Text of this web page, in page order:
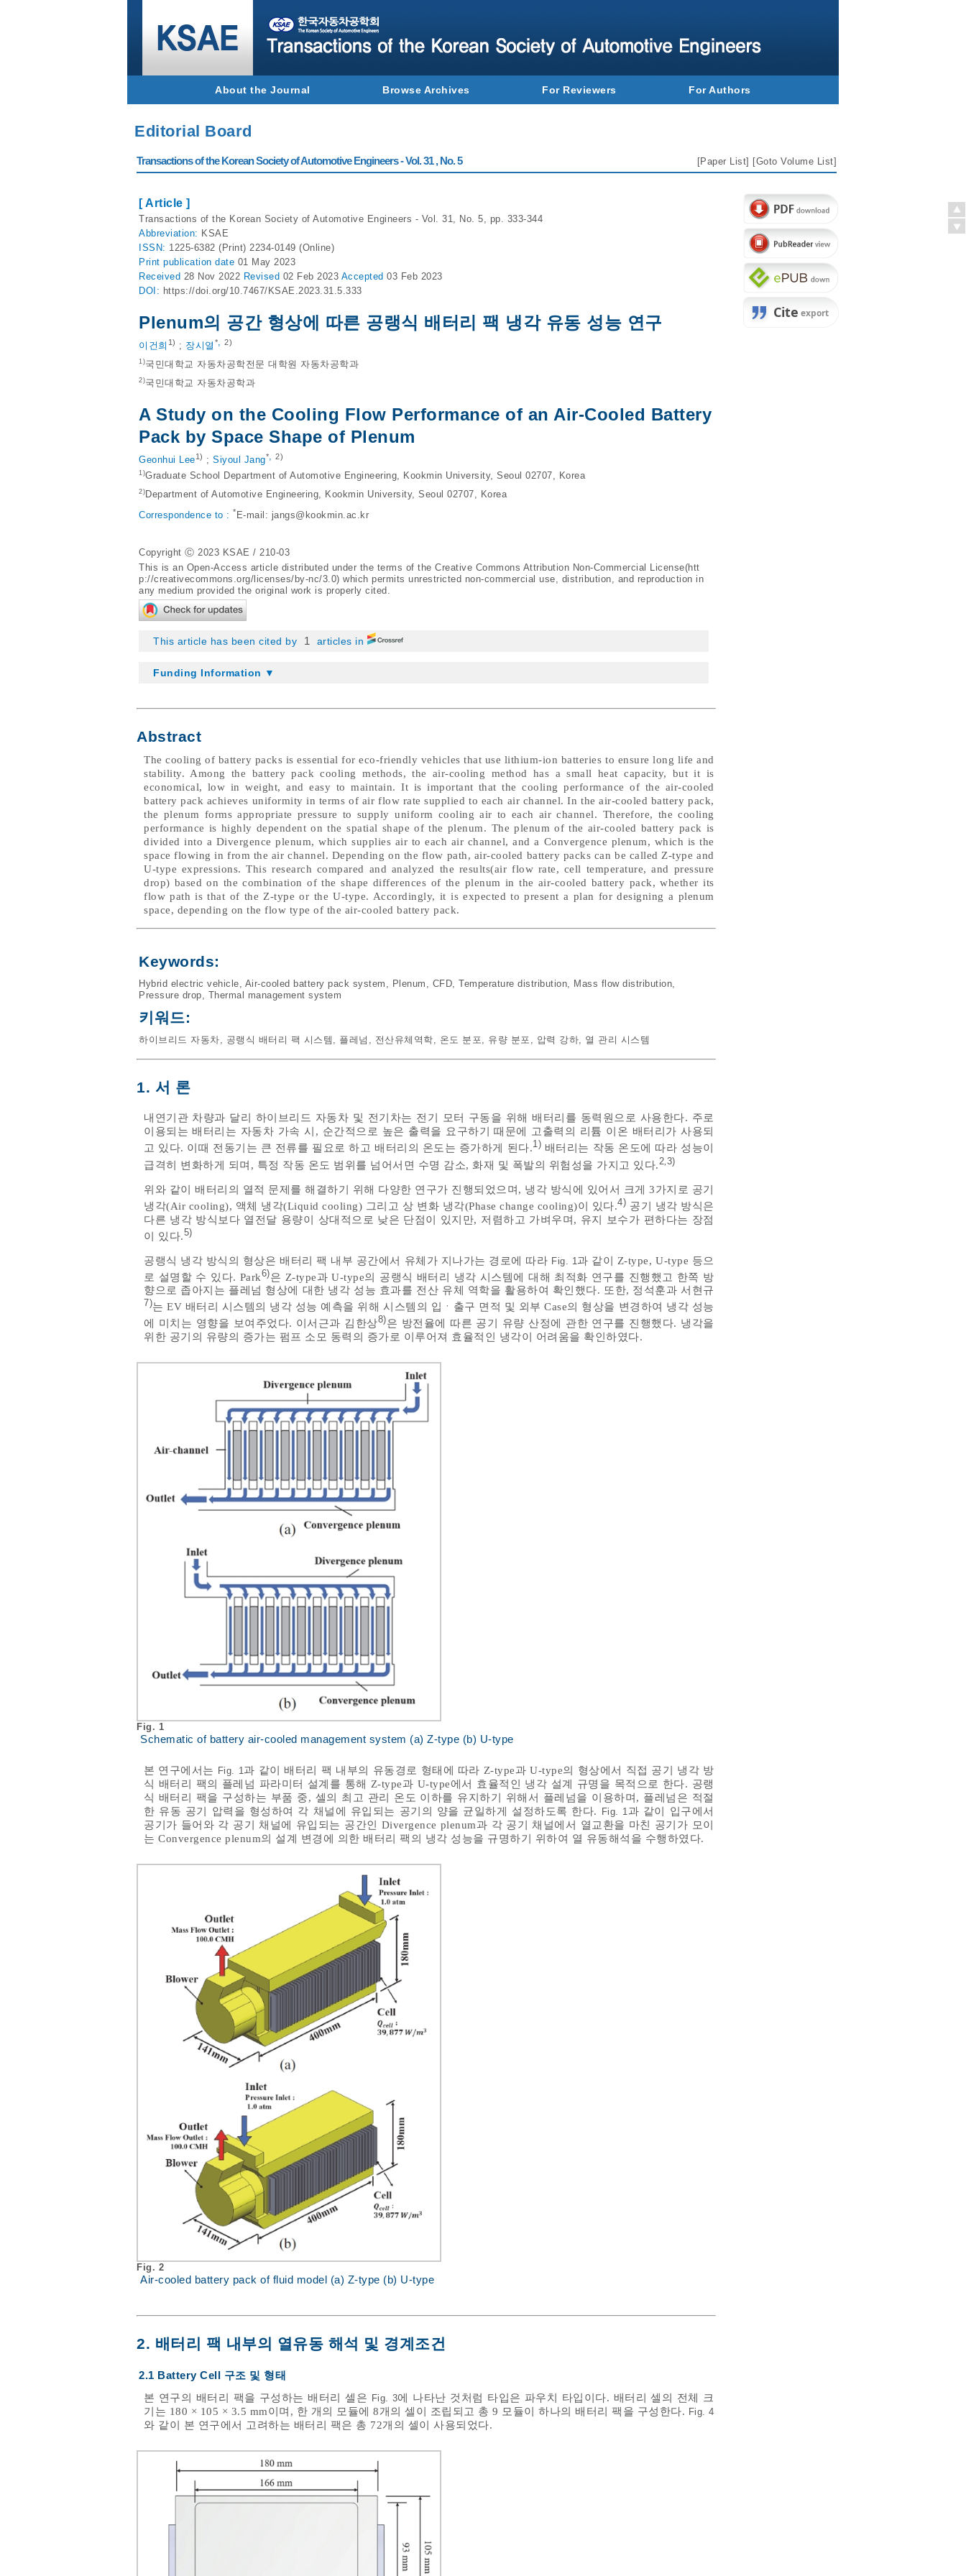
About the Journal Browse Archives For Reviewers For Authors
Editorial Board
Transactions of the Korean Society of Automotive Engineers - Vol. 31 , No. 5 [Paper List] [Goto Volume List]
[ Article ]
Transactions of the Korean Society of Automotive Engineers - Vol. 31, No. 5, pp. 333-344
Abbreviation: KSAE
ISSN: 1225-6382 (Print) 2234-0149 (Online)
Print publication date 01 May 2023
Received 28 Nov 2022 Revised 02 Feb 2023 Accepted 03 Feb 2023
DOI: https://doi.org/10.7467/KSAE.2023.31.5.333
Plenum의 공간 형상에 따른 공랭식 배터리 팩 냉각 유동 성능 연구
이건희 1) ; 장시열 *, 2)
1)국민대학교 자동차공학전문 대학원 자동차공학과
2)국민대학교 자동차공학과
A Study on the Cooling Flow Performance of an Air-Cooled Battery
Pack by Space Shape of Plenum
Geonhui Lee1) ; Siyoul Jang*, 2)
1)Graduate School Department of Automotive Engineering, Kookmin University, Seoul 02707, Korea
2) Department of Automotive Engineering, Kookmin University, Seoul 02707, Korea
Correspondence to : * E-mail: jangs@kookmin.ac.kr
Copyright Ⓒ 2023 KSAE / 210-03
This is an Open-Access article distributed under the terms of the Creative Commons Attribution Non-Commercial License(htt
p://creativecommons.org/licenses/by-nc/3.0) which permits unrestricted non-commercial use, distribution, and reproduction in
any medium provided the original work is properly cited.
This article has been cited by 1 articles in
Funding Information ▼
Abstract
The cooling of battery packs is essential for eco-friendly vehicles that use lithium-ion batteries to ensure long life and
stability. Among the battery pack cooling methods, the air-cooling method has a small heat capacity, but it is
economical, low in weight, and easy to maintain. It is important that the cooling performance of the air-cooled
battery pack achieves uniformity in terms of air flow rate supplied to each air channel. In the air-cooled battery pack,
the plenum forms appropriate pressure to supply uniform cooling air to each air channel. Therefore, the cooling
performance is highly dependent on the spatial shape of the plenum. The plenum of the air-cooled battery pack is
divided into a Divergence plenum, which supplies air to each air channel, and a Convergence plenum, which is the
space flowing in from the air channel. Depending on the flow path, air-cooled battery packs can be called Z-type and
U-type expressions. This research compared and analyzed the results(air flow rate, cell temperature, and pressure
drop) based on the combination of the shape differences of the plenum in the air-cooled battery pack, whether its
flow path is that of the Z-type or the U-type. Accordingly, it is expected to present a plan for designing a plenum
space, depending on the flow type of the air-cooled battery pack.
Keywords:
Hybrid electric vehicle, Air-cooled battery pack system , Plenum , CFD, Temperature distribution, Mass flow distribution,
Pressure drop, Thermal management system
키워드:
하이브리드 자동차, 공랭식 배터리 팩 시스템 , 플레넘 , 전산유체역학, 온도 분포, 유량 분포 , 압력 강하, 열 관리 시스템
1. 서 론
내연기관 차량과 달리 하이브리드 자동차 및 전기차는 전기 모터 구동을 위해 배터리를 동력원으로 사용한다. 주로
이용되는 배터리는 자동차 가속 시, 순간적으로 높은 출력을 요구하기 때문에 고출력의 리튬 이온 배터리가 사용되
고 있다. 이때 전동기는 큰 전류를 필요로 하고 배터리의 온도는 증가하게 된다.1) 배터리는 작동 온도에 따라 성능이
급격히 변화하게 되며, 특정 작동 온도 범위를 넘어서면 수명 감소, 화재 및 폭발의 위험성을 가지고 있다. 2,3)
위와 같이 배터리의 열적 문제를 해결하기 위해 다양한 연구가 진행되었으며, 냉각 방식에 있어서 크게 3가지로 공기
냉각(Air cooling), 액체 냉각(Liquid cooling) 그리고 상 변화 냉각(Phase change cooling)이 있다.4) 공기 냉각 방식은
다른 냉각 방식보다 열전달 용량이 상대적으로 낮은 단점이 있지만, 저렴하고 가벼우며, 유지 보수가 편하다는 장점
이 있다.5)
공랭식 냉각 방식의 형상은 배터리 팩 내부 공간에서 유체가 지나가는 경로에 따라 Fig. 1과 같이 Z-type, U-type 등으
로 설명할 수 있다. Park6)은 Z-type과 U-type의 공랭식 배터리 냉각 시스템에 대해 최적화 연구를 진행했고 한쪽 방
향으로 좁아지는 플레넘 형상에 대한 냉각 성능 효과를 전산 유체 역학을 활용하여 확인했다. 또한, 정석훈과 서현규
7)는 EV 배터리 시스템의 냉각 성능 예측을 위해 시스템의 입ㆍ출구 면적 및 외부 Case의 형상을 변경하여 냉각 성능
에 미치는 영향을 보여주었다. 이서근과 김한상8)은 방전율에 따른 공기 유량 산정에 관한 연구를 진행했다. 냉각을
위한 공기의 유량의 증가는 펌프 소모 동력의 증가로 이루어져 효율적인 냉각이 어려움을 확인하였다.
Fig. 1
Schematic of battery air-cooled management system (a) Z-type (b) U-type
본 연구에서는 Fig. 1과 같이 배터리 팩 내부의 유동경로 형태에 따라 Z-type과 U-type의 형상에서 직접 공기 냉각 방
식 배터리 팩의 플레넘 파라미터 설계를 통해 Z-type과 U-type에서 효율적인 냉각 설계 규명을 목적으로 한다. 공랭
식 배터리 팩을 구성하는 부품 중, 셀의 최고 관리 온도 이하를 유지하기 위해서 플레넘을 이용하며, 플레넘은 적절
한 유동 공기 압력을 형성하여 각 채널에 유입되는 공기의 양을 균일하게 설정하도록 한다.
Fig. 1과 같이 입구에서
공기가 들어와 각 공기 채널에 유입되는 공간인 Divergence plenum과 각 공기 채널에서 열교환을 마친 공기가 모이
는 Convergence plenum의 설계 변경에 의한 배터리 팩의 냉각 성능을 규명하기 위하여 열 유동해석을 수행하였다.
Fig. 2
Air-cooled battery pack of fluid model (a) Z-type (b) U-type
2. 배터리 팩 내부의 열유동 해석 및 경계조건
2.1 Battery Cell 구조 및 형태
본 연구의 배터리 팩을 구성하는 배터리 셀은 Fig. 3에 나타난 것처럼 타입은 파우치 타입이다. 배터리 셀의 전체 크
기는 180 × 105 × 3.5 mm이며, 한 개의 모듈에 8개의 셀이 조립되고 총 9 모듈이 하나의 배터리 팩을 구성한다. Fig. 4
와 같이 본 연구에서 고려하는 배터리 팩은 총 72개의 셀이 사용되었다.